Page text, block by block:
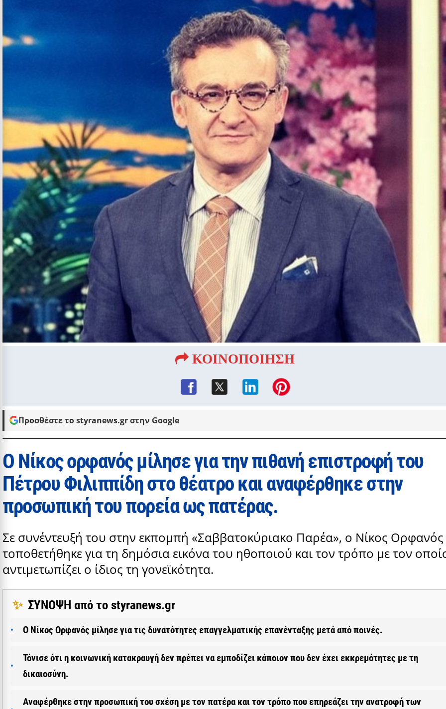
ΚΟΙΝΟΠΟΙΗΣΗ
Προσθέστε το styranews.gr στην Google
Ο Nίκος ορφανός μίλησε για την πιθανή επιστροφή του
Πέτρου Φιλιππίδη στο θέατρο και αναφέρθηκε στην
προσωπική του πορεία ως πατέρας.
Σε συνέντευξή του στην εκπομπή «Σαββατοκύριακο Παρέα», ο Νίκος Ορφανός
τοποθετήθηκε για τη δημόσια εικόνα του ηθοποιού και τον τρόπο με τον
αντιμετωπίζει ο ίδιος τη γονεϊκότητα.
✨ ΣΥΝΟΨΗ από το styranews.gr
Ο Νίκος Ορφανός μίλησε για τις δυνατότητες επαγγελματικής επανένταξης μετά από ποινές.
Τόνισε ότι η κοινωνική κατακραυγή δεν πρέπει να εμποδίζει κάποιον που δεν έχει εκκρεμότητες με τη
δικαιοσύνη.
Αναφέρθηκε στην προσωπική του σχέση με τον πατέρα και τον τρόπο που επηρεάζει την ανατροφή των